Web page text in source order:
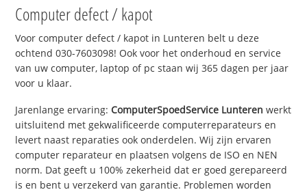
Computer defect / kapot
Voor computer defect / kapot in Lunteren belt u deze
ochtend 030-7603098! Ook voor het onderhoud en service
van uw computer, laptop of pc staan wij 365 dagen per jaar
voor u klaar.
Jarenlange ervaring:ComputerSpoedService Lunteren werkt
uitsluitend met gekwalificeerde computerreparateurs en
levert naast reparaties ook onderdelen. Wij zijn ervaren
computer reparateur en plaatsen volgens de ISO en NEN
norm. Dat geeft u 100% zekerheid dat er goed gerepareerd
is en bent u verzekerd van garantie. Problemen worden